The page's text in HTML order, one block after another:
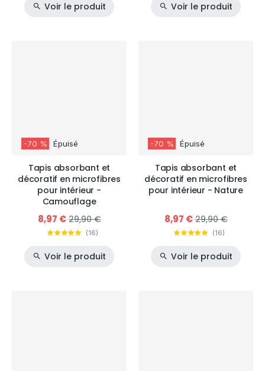
Voir le produit Voir le produit
-70 % Épuisé
Tapis absorbant et
décoratif en microfibres
pour intérieur -
Camouflage
8,97 € 29,90 €
(16)
Voir le produit
-70 % Épuisé
Tapis absorbant et
décoratif en microfibres
pour intérieur - Nature
8,97 € 29,90 €
(16)
Voir le produit